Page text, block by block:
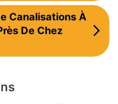
Canalisations À
De Chez